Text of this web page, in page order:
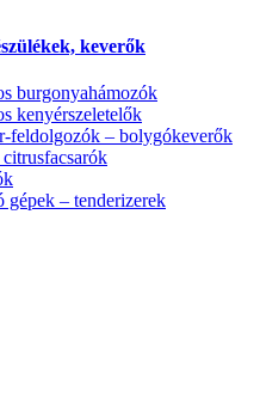
keverők
burgonyahámozók
kenyérszeletelők
feldolgozók – bolygókeverők
gépek – tenderizerek